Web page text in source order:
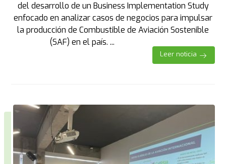
del desarrollo de un Business Implementation Study
enfocado en analizar casos de negocios para impulsar
la producción de Combustible de Aviación Sostenible
(SAF) en el país. ...
Leer noticia